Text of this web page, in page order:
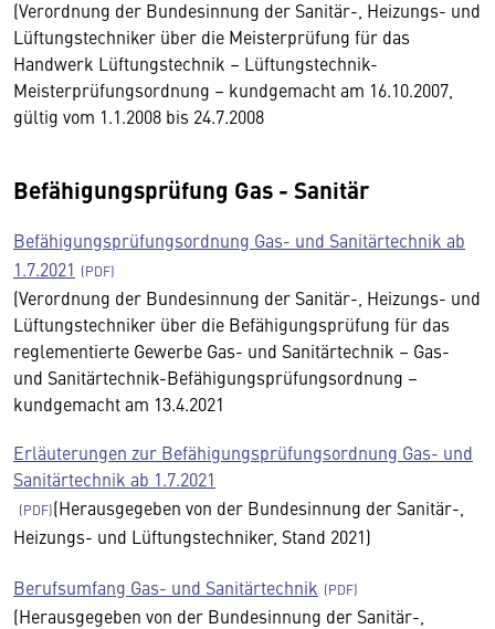
(Verordnung der Bundesinnung der Sanitär-, Heizungs- und
Lüftungstechniker über die Meisterprüfung für das
Handwerk Lüftungstechnik – Lüftungstechnik-
Meisterprüfungsordnung – kundgemacht am 16.10.2007,
gültig vom 1.1.2008 bis 24.7.2008
Befähigungsprüfung Gas - Sanitär
Befähigungsprüfungsordnung Gas- und Sanitärtechnik ab
1.7.2021
(Verordnung der Bundesinnung der Sanitär-, Heizungs- und
Lüftungstechniker über die Befähigungsprüfung für das
reglementierte Gewerbe Gas- und Sanitärtechnik – Gas-
und Sanitärtechnik-Befähigungsprüfungsordnung –
kundgemacht am 13.4.2021
Erläuterungen zur Befähigungsprüfungsordnung Gas- und
Sanitärtechnik ab 1.7.2021
(Herausgegeben von der Bundesinnung der Sanitär-,
Heizungs- und Lüftungstechniker, Stand 2021)
Berufsumfang Gas- und Sanitärtechnik
(Herausgegeben von der Bundesinnung der Sanitär-,